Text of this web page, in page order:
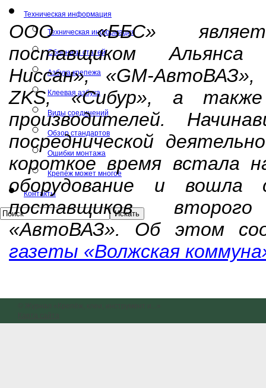
Техническая информация
Техническая информация
Сборники статей
Азбука крепежа
Клеевая азбука
Виды соединений
Обзор стандартов
Ошибки монтажа
Крепёж может многое
Контакты
ООО «ББС»
поставщиком Альянса
Ниссан», «GM-
ZKS, «Сибур», а также
производителей.
посреднической
короткое время встала
оборудование и вошла
поставщиков
«АвтоВАЗ». Об этом
газеты «Волжская